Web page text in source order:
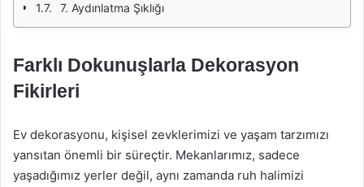
7. Aydınlatma Şıklığı
Farklı Dokunuşlarla Dekorasyon
Fikirleri
Ev dekorasyonu, kişisel zevklerimizi ve yaşam tarzımızı
yansıtan önemli bir süreçtir. Mekanlarımız, sadece
yaşadığımız yerler değil, aynı zamanda ruh halimizi